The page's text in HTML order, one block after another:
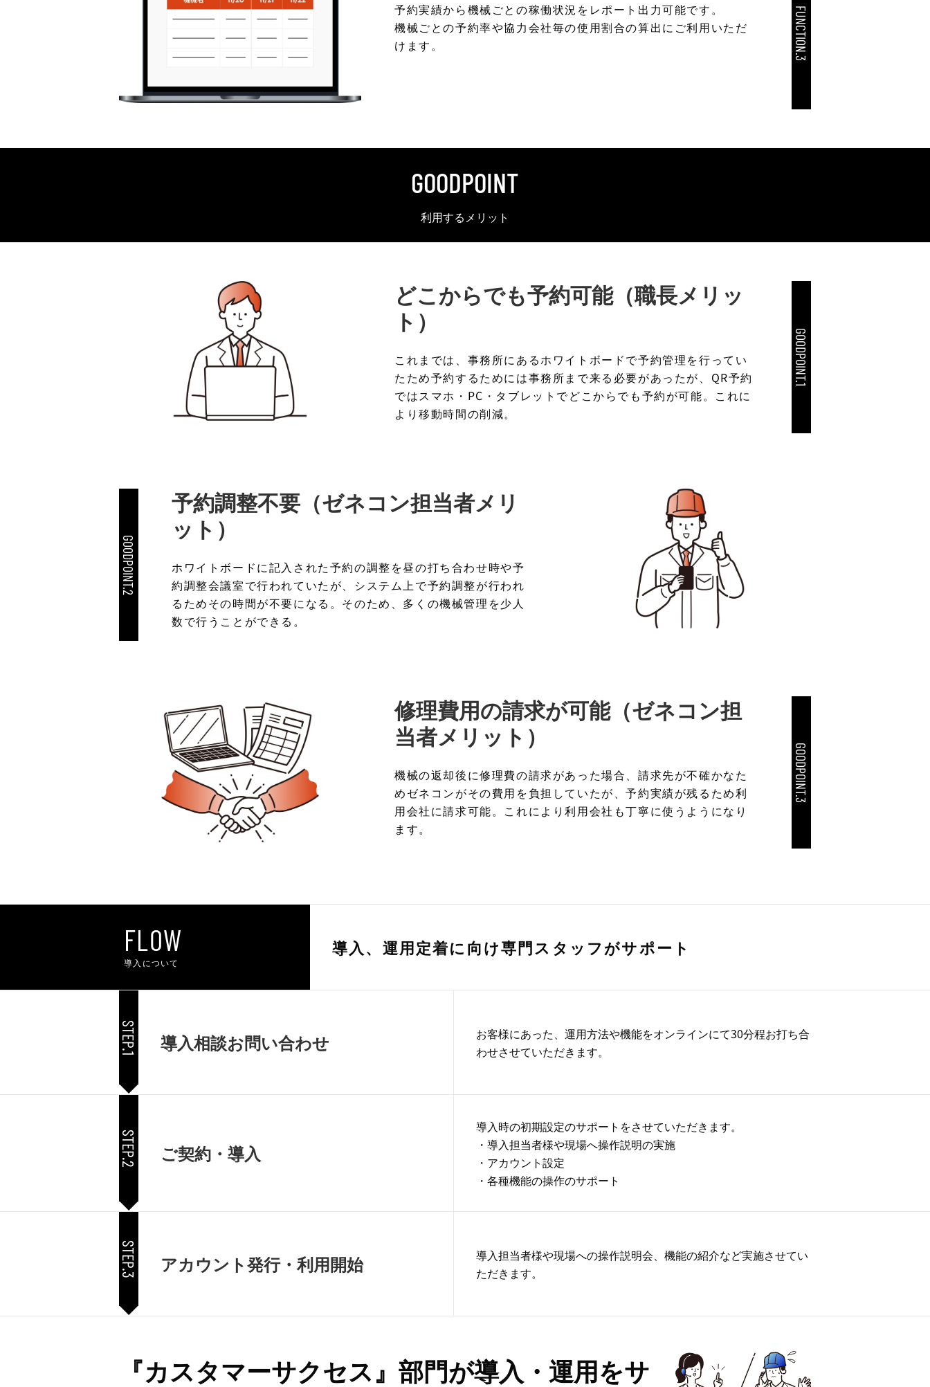
予約実績から機械ごとの稼働状況をレポート出力可能です。
機械ごとの予約率や協力会社毎の使用割合の算出にご利用いただ
けます。
FUNCTION.3
GOODPOINT
利用するメリット
どこからでも予約可能（職長メリッ
ト）
これまでは、事務所にあるホワイトボードで予約管理を行ってい
たため予約するためには事務所まで来る必要があったが、QR予約
ではスマホ・PC・タブレットでどこからでも予約が可能。これに
より移動時間の削減。
GOODPOINT.1
GOODPOINT.2
予約調整不要（ゼネコン担当者メリ
ット）
ホワイトボードに記入された予約の調整を昼の打ち合わせ時や予
約調整会議室で行われていたが、システム上で予約調整が行われ
るためその時間が不要になる。そのため、多くの機械管理を少人
数で行うことができる。
修理費用の請求が可能（ゼネコン担
当者メリット）
機械の返却後に修理費の請求があった場合、請求先が不確かなた
めゼネコンがその費用を負担していたが、予約実績が残るため利
用会社に請求可能。これにより利用会社も丁寧に使うようになり
ます。
GOODPOINT.3
FLOW
導入について
導入、運用定着に向け専門スタッフがサポート
STEP.1 導入相談お問い合わせ
お客様にあった、運用方法や機能をオンラインにて30分程お打ち合
わせさせていただきます。
STEP.2 ご契約・導入
導入時の初期設定のサポートをさせていただきます。
・導入担当者様や現場へ操作説明の実施
・アカウント設定
・各種機能の操作のサポート
STEP.3 アカウント発行・利用開始
導入担当者様や現場への操作説明会、機能の紹介など実施させてい
ただきます。
『カスタマーサクセス』部門が導入・運用をサ